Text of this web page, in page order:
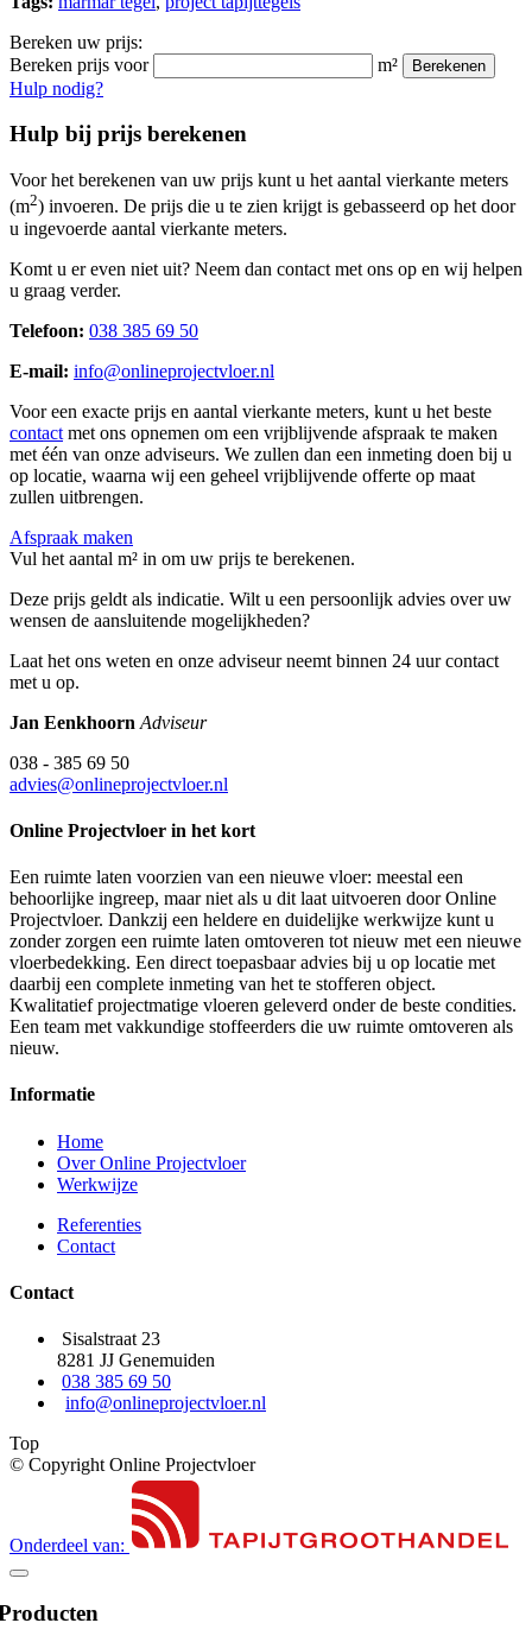
Bereken uw prijs:
Bereken prijs voor
m² Berekenen
Hulp nodig?
Hulp bij prijs berekenen
Voor het berekenen van uw prijs kunt u het aantal vierkante meters
(m2) invoeren. De prijs die u te zien krijgt is gebasseerd op het door
u ingevoerde aantal vierkante meters.
Komt u er even niet uit? Neem dan contact met ons op en wij helpen
u graag verder.
Telefoon: 038 385 69 50
E-mail: info@onlineprojectvloer.nl
Voor een exacte prijs en aantal vierkante meters, kunt u het beste
contact met ons opnemen om een vrijblijvende afspraak te maken
met één van onze adviseurs. We zullen dan een inmeting doen bij u
op locatie, waarna wij een geheel vrijblijvende offerte op maat
zullen uitbrengen.
Afspraak maken
Vul het aantal m² in om uw prijs te berekenen.
Deze prijs geldt als indicatie. Wilt u een persoonlijk advies over uw
wensen de aansluitende mogelijkheden?
Laat het ons weten en onze adviseur neemt binnen 24 uur contact
met u op.
Jan Eenkhoorn Adviseur
038 - 385 69 50
advies@onlineprojectvloer.nl
Online Projectvloer in het kort
Een ruimte laten voorzien van een nieuwe vloer: meestal een
behoorlijke ingreep, maar niet als u dit laat uitvoeren door Online
Projectvloer. Dankzij een heldere en duidelijke werkwijze kunt u
zonder zorgen een ruimte laten omtoveren tot nieuw met een nieuwe
vloerbedekking. Een direct toepasbaar advies bij u op locatie met
daarbij een complete inmeting van het te stofferen object.
Kwalitatief projectmatige vloeren geleverd onder de beste condities.
Een team met vakkundige stoffeerders die uw ruimte omtoveren als
nieuw.
Informatie
Home
Over Online Projectvloer
Werkwijze
Referenties
Contact
Contact
Sisalstraat 23
8281 JJ Genemuiden
038 385 69 50
info@onlineprojectvloer.nl
Top
© Copyright Online Projectvloer
Onderdeel van: